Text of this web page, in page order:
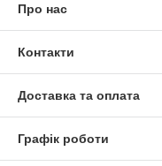
Про нас
Контакти
Доставка та оплата
Графік роботи